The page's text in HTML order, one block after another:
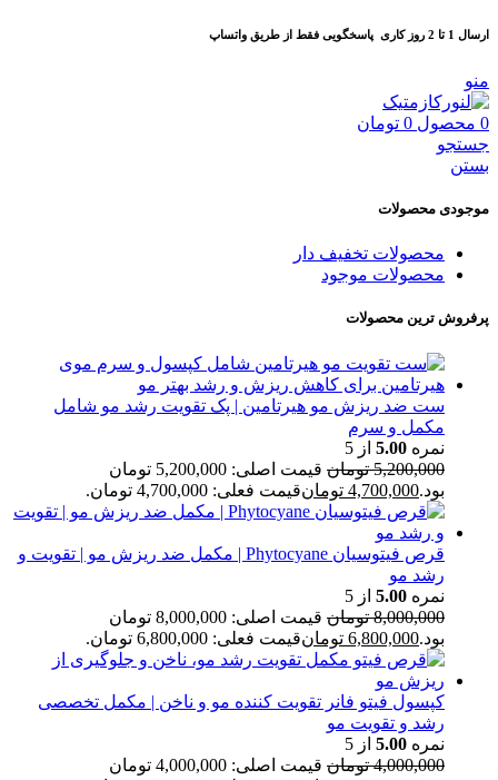
ارسال 1 تا 2 روز کاری پاسخگویی فقط از طریق واتساپ
منو
0 محصول 0 تومان
جستجو
بستن
موجودی محصولات
محصولات تخفیف دار
محصولات موجود
پرفروش ترین محصولات
ست ضد ریزش مو هیرتامین | پک تقویت رشد مو شامل
مکمل و سرم
نمره 5.00 از 5
5,200,000 تومان
قیمت اصلی: 5,200,000 تومان
بود.4,700,000 تومانقیمت فعلی: 4,700,000 تومان.
قرص فیتوسیان Phytocyane | مکمل ضد ریزش مو | تقویت و
رشد مو
نمره 5.00 از 5
8,000,000 تومان
قیمت اصلی: 8,000,000 تومان
بود.6,800,000 تومانقیمت فعلی: 6,800,000 تومان.
کپسول فیتو فانر تقویت کننده مو و ناخن | مکمل تخصصی
رشد و تقویت مو
نمره 5.00 از 5
4,000,000 تومان
قیمت اصلی: 4,000,000 تومان